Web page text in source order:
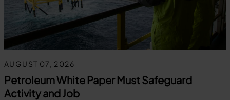
AUGUST 07, 2026
Petroleum White Paper Must Safeguard
Activity and Job